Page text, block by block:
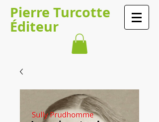
Pierre Turcotte
Éditeur